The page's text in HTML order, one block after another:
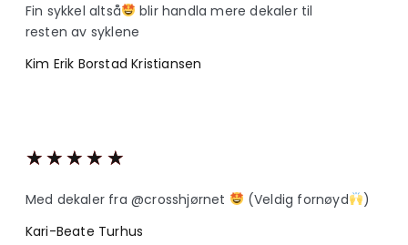
Fin sykkel altså
blir handla mere dekaler til
resten av syklene
Kim Erik Borstad Kristiansen
★ ★ ★ ★ ★
Med dekaler fra @crosshjørnet (Veldig fornøyd
)
Kari-Beate Turhus